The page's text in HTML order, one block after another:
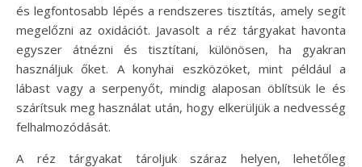
és legfontosabb lépés a rendszeres tisztítás, amely segít
megelőzni az oxidációt. Javasolt a réz tárgyakat havonta
egyszer átnézni és tisztítani, különösen, ha gyakran
használjuk őket. A konyhai eszközöket, mint például a
lábast vagy a serpenyőt, mindig alaposan öblítsük le és
szárítsuk meg használat után, hogy elkerüljük a nedvesség
felhalmozódását.
A réz tárgyakat tároljuk száraz helyen, lehetőleg